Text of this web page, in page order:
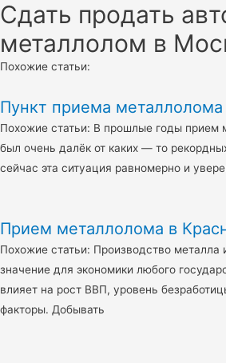
Сдать продать
металлолом в
Похожие статьи:
Пункт приема металлолома
Похожие статьи: В прошлые годы прием
был очень далёк от каких — то
сейчас эта ситуация равномерно и
Прием металлолома в
Похожие статьи: Производство металла
значение для экономики любого
влияет на рост ВВП, уровень
факторы. Добывать